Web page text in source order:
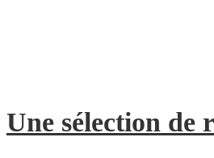
Une sélection de